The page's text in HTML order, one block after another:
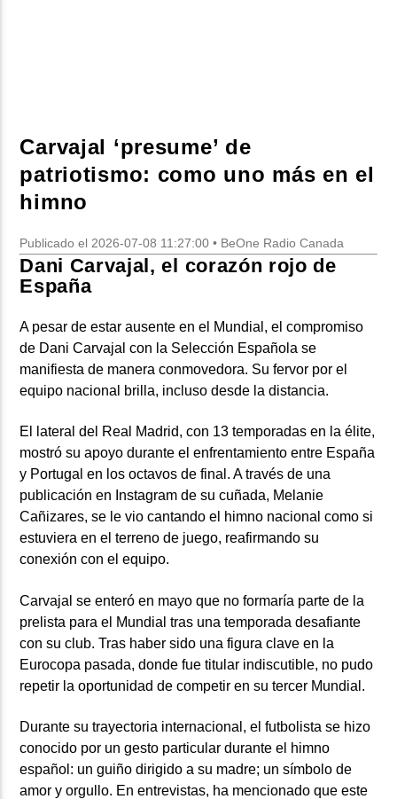
Beone Radio
Carvajal ‘presume’ de
patriotismo: como uno más en el
himno
Publicado el 2026-07-08 11:27:00 • BeOne Radio Canada
Dani Carvajal, el corazón rojo de
España
A pesar de estar ausente en el Mundial, el compromiso
de Dani Carvajal con la Selección Española se
manifiesta de manera conmovedora. Su fervor por el
equipo nacional brilla, incluso desde la distancia.
El lateral del Real Madrid, con 13 temporadas en la élite,
mostró su apoyo durante el enfrentamiento entre España
y Portugal en los octavos de final. A través de una
publicación en Instagram de su cuñada, Melanie
Cañizares, se le vio cantando el himno nacional como si
estuviera en el terreno de juego, reafirmando su
conexión con el equipo.
Carvajal se enteró en mayo que no formaría parte de la
prelista para el Mundial tras una temporada desafiante
con su club. Tras haber sido una figura clave en la
Eurocopa pasada, donde fue titular indiscutible, no pudo
repetir la oportunidad de competir en su tercer Mundial.
Durante su trayectoria internacional, el futbolista se hizo
conocido por un gesto particular durante el himno
español: un guiño dirigido a su madre; un símbolo de
amor y orgullo. En entrevistas, ha mencionado que este